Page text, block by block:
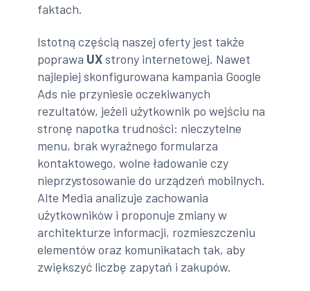
faktach.
Istotną częścią naszej oferty jest także
poprawa UXstrony internetowej. Nawet
najlepiej skonfigurowana kampania Google
Ads nie przyniesie oczekiwanych
rezultatów, jeżeli użytkownik po wejściu na
stronę napotka trudności: nieczytelne
menu, brak wyraźnego formularza
kontaktowego, wolne ładowanie czy
nieprzystosowanie do urządzeń mobilnych.
Alte Media analizuje zachowania
użytkowników i proponuje zmiany w
architekturze informacji, rozmieszczeniu
elementów oraz komunikatach tak, aby
zwiększyć liczbę zapytań i zakupów.